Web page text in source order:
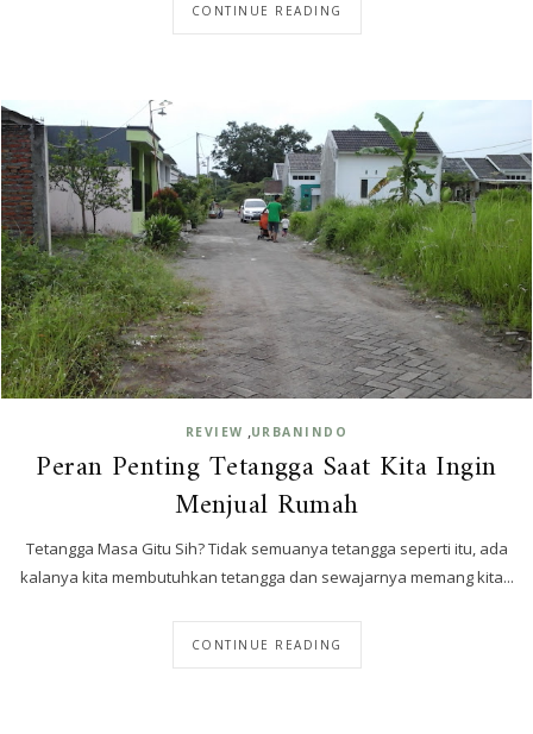
CONTINUE READING
REVIEW ,URBANINDO
Peran Penting Tetangga Saat Kita Ingin
Menjual Rumah
Tetangga Masa Gitu Sih? Tidak semuanya tetangga seperti itu, ada
kalanya kita membutuhkan tetangga dan sewajarnya memang kita...
CONTINUE READING